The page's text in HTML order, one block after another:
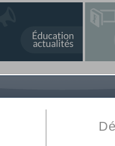
Fabert.com
privé, du primaire au
à distance. Ce moteur